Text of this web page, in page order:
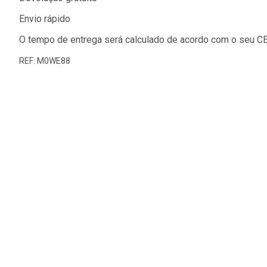
Envio rápido
O tempo de entrega será calculado de acordo com o seu
REF: M0WE88